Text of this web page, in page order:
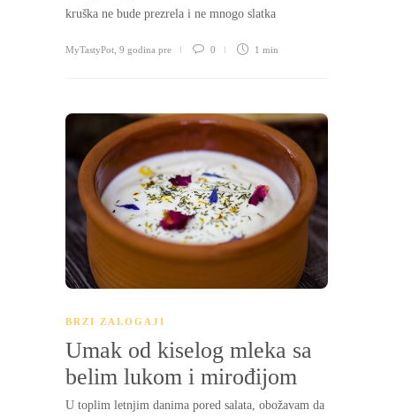
kruška ne bude prezrela i ne mnogo slatka
MyTastyPot 9 godina pre 0 1 min
BRZI ZALOGAJI
Umak od kiselog mleka sa
belim lukom i mirođijom
U toplim letnjim danima pored salata, obožavam da